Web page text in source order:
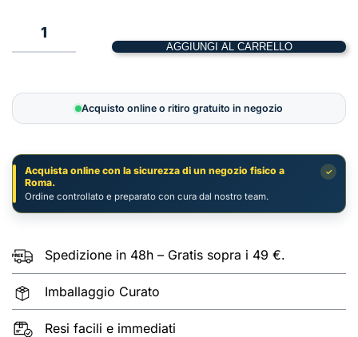
1
Prima
quantità
AGGIUNGI AL CARRELLO
Acquisto online o ritiro gratuito in negozio
✓
Acquista online con la sicurezza di un negozio fisico a
Roma.
Ordine controllato e preparato con cura dal nostro team.
Spedizione in 48h – Gratis sopra i 49 €.
Imballaggio Curato
Resi facili e immediati